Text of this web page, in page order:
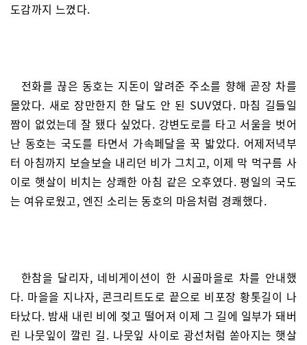
도감까지 느꼈다.
전화를 끊은 동호는 지돈이 알려준 주소를 향해 곧장 차를
몰았다. 새로 장만한지 한 달도 안 된 SUV였다. 마침 길들일
짬이 없었는데 잘 됐다 싶었다. 강변도로를 타고 서울을 벗어
난 동호는 국도를 타면서 가속페달을 꾹 밟았다. 어제저녁부
터 아침까지 보슬보슬 내리던 비가 그치고, 이제 막 먹구름 사
이로 햇살이 비치는 상쾌한 아침 같은 오후였다. 평일의 국도
는 여유로웠고, 엔진 소리는 동호의 마음처럼 경쾌했다.
한참을 달리자, 네비게이션이 한 시골마을로 차를 안내했
다. 마을을 지나자, 콘크리트도로 끝으로 비포장 황톳길이 나
타났다. 밤새 내린 비에 젖고 떨어져 이제 그 길에 일부가 돼버
린 나뭇잎이 깔린 길. 나뭇잎 사이로 광선처럼 쏟아지는 햇살